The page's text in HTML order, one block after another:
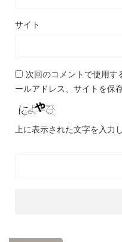
サイト
次回のコメントで使用す
ールアドレス、サイトを保存
上に表示された文字を入力